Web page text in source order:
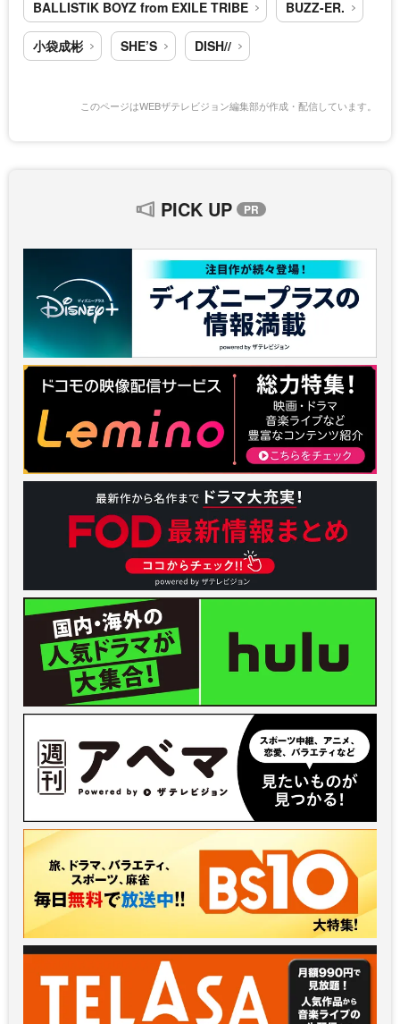
BALLISTIK BOYZ from EXILE TRIBE BUZZ-ER.
小袋成彬 SHE’S DISH//
このページはWEBザテレビジョン編集部が作成・配信しています。
PICK UP